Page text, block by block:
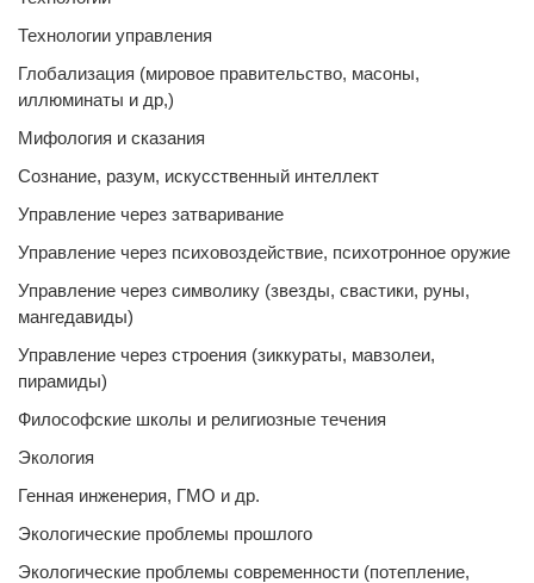
Технологии управления
Глобализация (мировое правительство, масоны,
иллюминаты и др,)
Мифология и сказания
Сознание, разум, искусственный интеллект
Управление через затваривание
Управление через психовоздействие, психотронное оружие
Управление через символику (звезды, свастики, руны,
мангедавиды)
Управление через строения (зиккураты, мавзолеи,
пирамиды)
Философские школы и религиозные течения
Экология
Генная инженерия, ГМО и др.
Экологические проблемы прошлого
Экологические проблемы современности (потепление,